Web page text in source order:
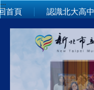
跳
到
:::
首頁 認識北大高中